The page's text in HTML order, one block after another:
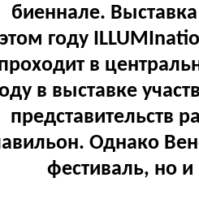
биеннале.
этом году
в
в выставке
представительств
Однако
фестиваль, но